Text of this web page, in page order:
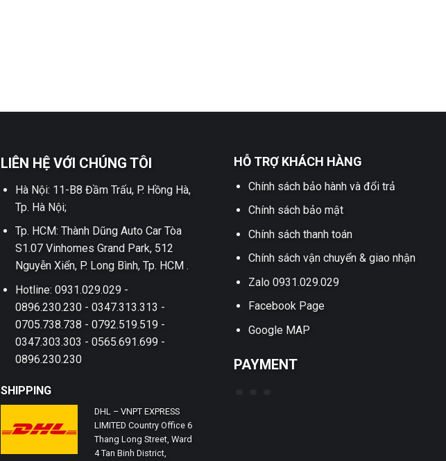
LIÊN HỆ VỚI CHÚNG TÔI
Hà Nội: 11-B8 Đầm Trấu, P. Hồng Hà,
Tp. Hà Nội;
Tp. HCM: Thành Dũng Auto Car Tòa
S1.07 Vinhomes Grand Park, 512
Nguyễn Xiển, P. Long Bình, Tp. HCM .
Hotline: 0931.029.029 -
0896.230.230 - 0347.313.313 -
0705.738.738 - 0792.519.519 -
0347.303.303 - 0565.691.699 -
0896.230.230
SHIPPING
DHL – VNPT EXPRESS
LIMITED Country Office 6
Thang Long Street, Ward
4 Tan Binh District,
HỖ TRỢ KHÁCH HÀNG
Chính sách bảo hành và đổi trả
Chính sách bảo mật
Chính sách thanh toán
Chính sách vận chuyển & giao nhận
Zalo 0931.029.029
Facebook Page
Google MAP
PAYMENT